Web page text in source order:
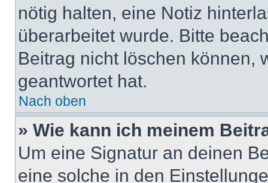
nötig halten, eine Notiz
überarbeitet wurde. Bitte
Beitrag nicht löschen können,
geantwortet hat.
Nach oben
» Wie kann ich meinem
Um eine Signatur an deinen
eine solche in den